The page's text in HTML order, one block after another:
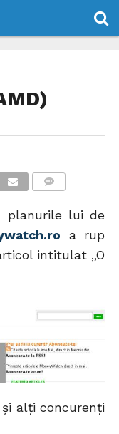
planurile lui de
a rup
intitulat „O
alţi concurenţi